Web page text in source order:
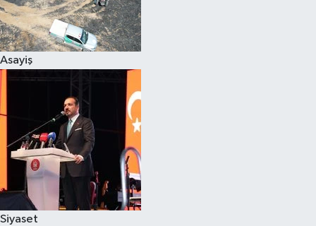
Asayiş
Siyaset
Spor
Çocuk
Eğitim
Hava Durumu
Kadın